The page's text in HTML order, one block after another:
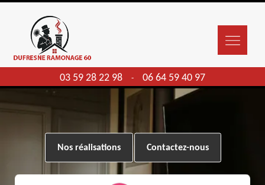
03 59 28 22 98 - 06 64 59 40 97
Nos réalisations Contactez-nous